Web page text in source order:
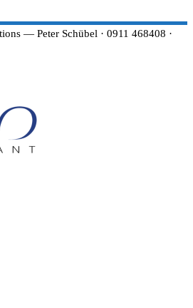
— Peter Schübel · 0911 468408 ·